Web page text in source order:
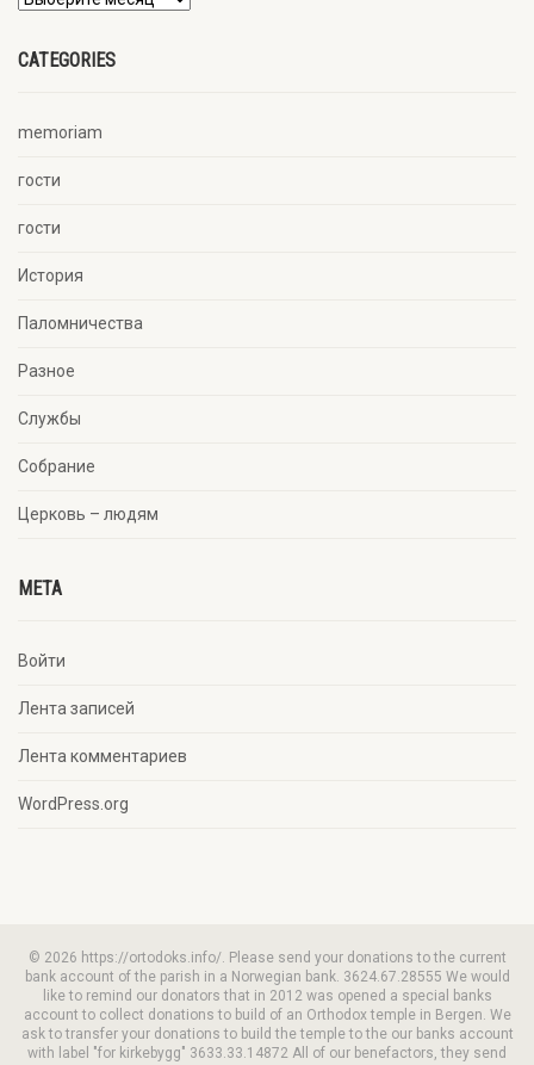
CATEGORIES
memoriam
гости
гости
История
Паломничества
Разное
Службы
Собрание
Церковь – людям
META
Войти
Лента записей
Лента комментариев
WordPress.org
© 2026 https://ortodoks.info/. Please send your donations to the current
bank account of the parish in a Norwegian bank. 3624.67.28555 We would
like to remind our donators that in 2012 was opened a special banks
account to collect donations to build of an Orthodox temple in Bergen. We
ask to transfer your donations to build the temple to the our banks account
with label "for kirkebygg" 3633.33.14872 All of our benefactors, they send